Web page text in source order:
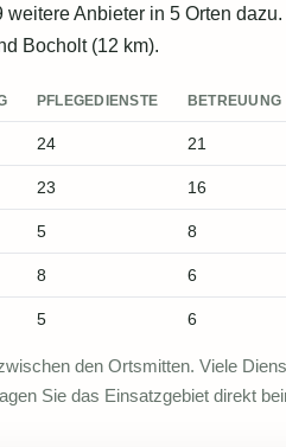
weitere Anbieter in 5 Orten
Bocholt (12 km).
PFLEGEDIENSTE BETREUUNG
24 21
23 16
5 8
8 6
5 6
den Ortsmitten. Viele
Sie das Einsatzgebiet direkt